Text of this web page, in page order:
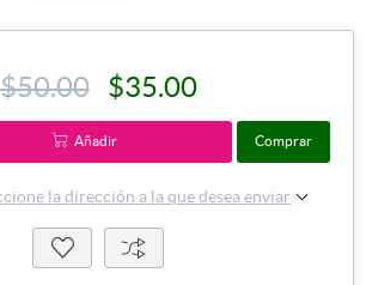
$50.00 $35.00
Añadir Comprar
la dirección a la que desea enviar